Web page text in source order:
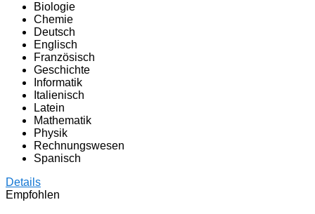
Biologie
Chemie
Deutsch
Englisch
Französisch
Geschichte
Informatik
Italienisch
Latein
Mathematik
Physik
Rechnungswesen
Spanisch
Details
Empfohlen